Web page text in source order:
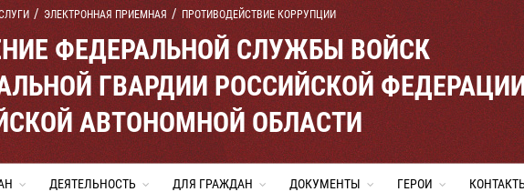
ЭЛЕКТРОННАЯ ПРИЕМНАЯ ПРОТИВОДЕЙСТВИЕ КОРРУПЦИИ
ФЕДЕРАЛЬНОЙ СЛУЖБЫ ВОЙСК
ГВАРДИИ РОССИЙСКОЙ
АВТОНОМНОЙ ОБЛАСТИ
ДЕЯТЕЛЬНОСТЬ ДЛЯ ГРАЖДАН ДОКУМЕНТЫ ГЕРОИ